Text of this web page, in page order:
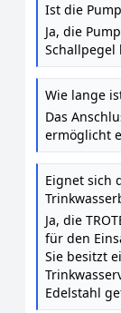
Ist die
Ja, die
Schallpegel
Wie lange
Das
ermöglicht
Eignet sich
Ja, die
für den
Sie besitzt
Edelstahl